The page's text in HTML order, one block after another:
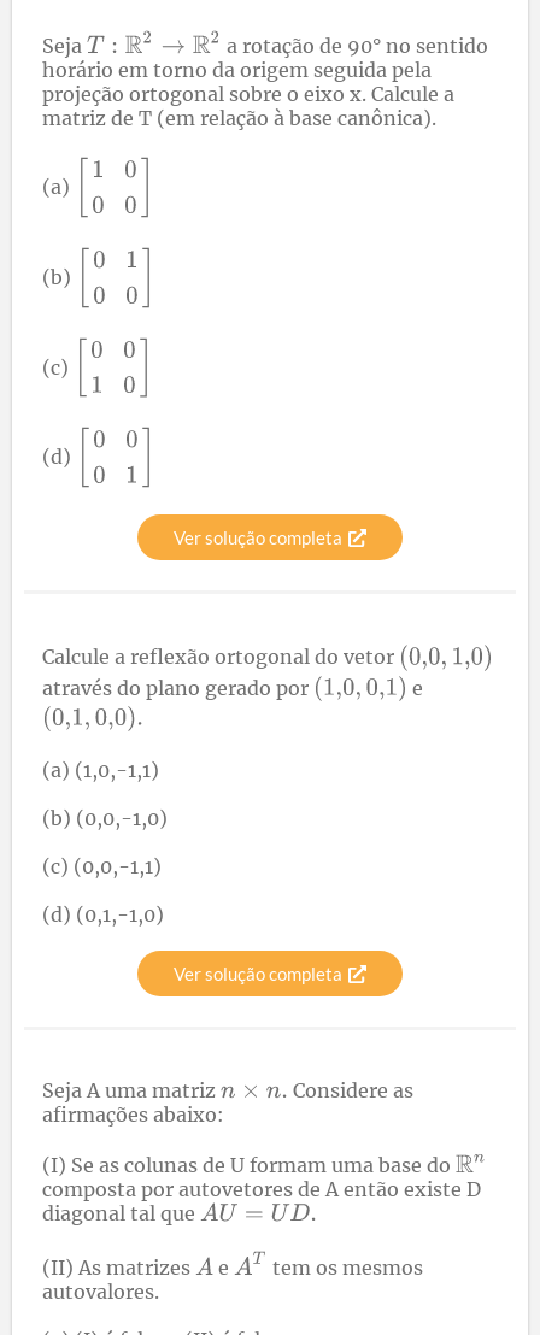
Seja
a rotação de 90° no sentido
horário em torno da origem seguida pela
projeção ortogonal sobre o eixo x. Calcule a
matriz de T (em relação à base canônica).
(a)
(b)
(c)
(d)
Ver solução completa
Calcule a reflexão ortogonal do vetor
através do plano gerado por
e
(a) (1,0,-1,1)
(b) (0,0,-1,0)
(c) (0,0,-1,1)
(d) (0,1,-1,0)
Ver solução completa
Seja A uma matriz
Considere as
afirmações abaixo:
(I) Se as colunas de U formam uma base do
composta por autovetores de A então existe D
diagonal tal que
(II) As matrizes e
tem os mesmos
autovalores.